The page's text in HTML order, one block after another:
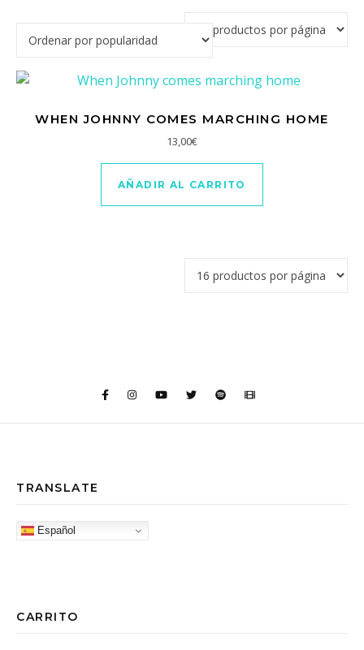
WHEN JOHNNY COMES MARCHING HOME
13,00€
AÑADIR AL CARRITO
TRANSLATE
Español
CARRITO